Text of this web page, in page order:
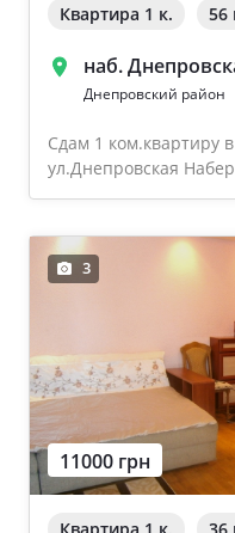
Квартира 1 к. 56
наб.
Днепровский район
Сдам 1 ком.квартиру
ул.Днепровская
3
11000 грн